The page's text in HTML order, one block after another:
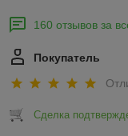
160 отзывов за
Покупатель
Сделка